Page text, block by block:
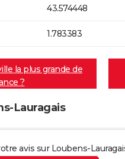
43.574448
1.783383
la plus grande de
?
Lauragais
avis sur Loubens-